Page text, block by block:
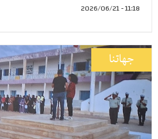
11:18 - 2026/06/21
جهاتنا